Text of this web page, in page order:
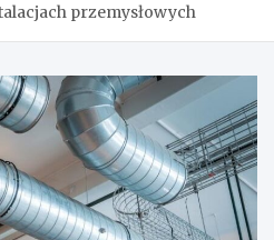
przemysłowych